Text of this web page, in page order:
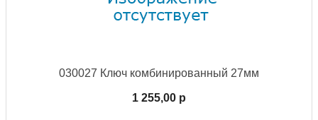
030027 Ключ комбинированный 27мм
1 255,00 p